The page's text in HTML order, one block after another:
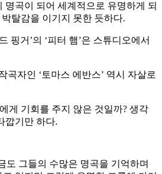
명곡이 되어 세계적으로 유명하게 되
박탈감을 이기지 못한 듯하다.
핑거’의 ‘피터 햄’은 스튜디오에서
곡자인 ‘토마스 에반스’ 역시 자살로
게 기회를 주지 않은 것일까? 생각
깝기만 하다.
도 그들의 수많은 명곡을 기억하며